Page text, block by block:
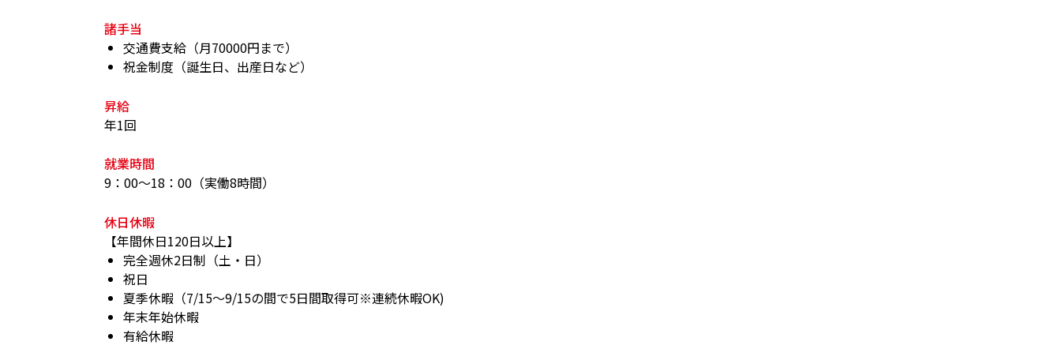
諸手当
交通費支給（月70000円まで）
祝金制度（誕生日、出産日など）
昇給
年1回
就業時間
9：00～18：00（実働8時間）
休日休暇
【年間休日120日以上】
完全週休2日制（土・日）
祝日
夏季休暇（7/15～9/15の間で5日間取得可※連続休暇OK)
年末年始休暇
有給休暇